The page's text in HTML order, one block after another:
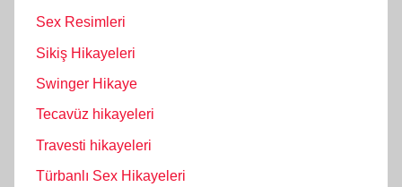
Sex Resimleri
Sikiş Hikayeleri
Swinger Hikaye
Tecavüz hikayeleri
Travesti hikayeleri
Türbanlı Sex Hikayeleri